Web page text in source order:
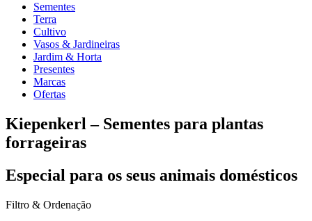
Sementes
Terra
Cultivo
Vasos & Jardineiras
Jardim & Horta
Presentes
Marcas
Ofertas
Kiepenkerl – Sementes para plantas
forrageiras
Especial para os seus animais domésticos
Filtro & Ordenação